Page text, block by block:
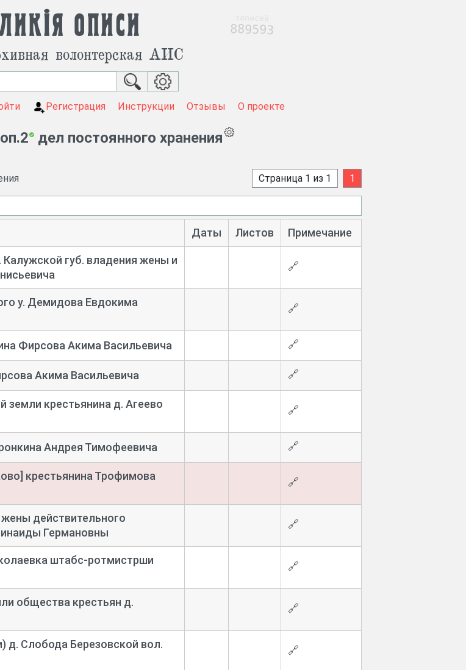
описи
волонтерская АИС
Регистрация Инструкции Отзывы О проекте
оп.2 дел постоянного хранения
Страница 1 из 1 1
Даты Листов Примечание
губ. владения жены и
🔗
у. Демидова Евдокима
🔗
Фирсова Акима Васильевича 🔗
Акима Васильевича 🔗
земли крестьянина д. Агеево
🔗
Андрея Тимофеевича 🔗
крестьянина Трофимова
🔗
действительного
Германовны
🔗
штабс-ротмистрши
🔗
общества крестьян д.
🔗
д. Слобода Березовской вол.
🔗
889593